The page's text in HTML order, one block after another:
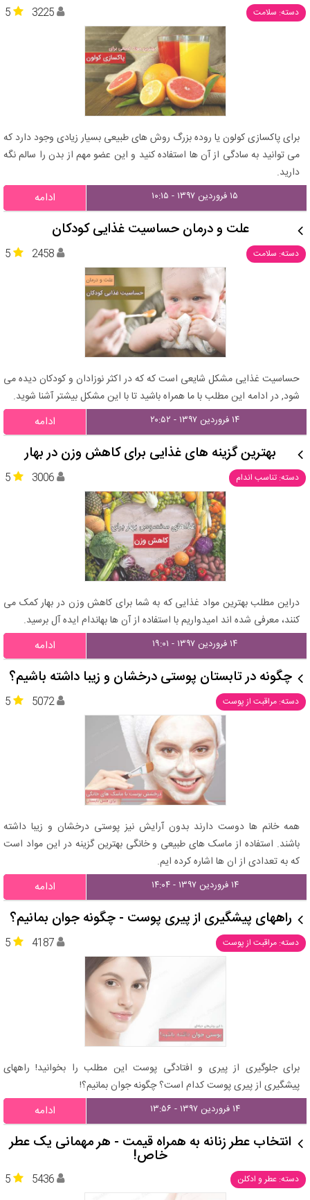
دسته: سلامت 5 3225
برای پاکسازی کولون یا روده بزرگ روش های طبیعی بسیار زیادی وجود دارد که
می توانید به سادگی از آن ها استفاده کنید و این عضو مهم از بدن را سالم نگه
دارید.
۱۵ فروردین ۱۳۹۷ - ۱۰:۱۵ ادامه
علت و درمان حساسیت غذایی کودکان
دسته: سلامت 5 2458
حساسیت غذایی مشکل شایعی است که که در اکثر نوزادان و کودکان دیده می
شود, در ادامه این مطلب با ما همراه باشید تا با این مشکل بیشتر آشنا شوید.
۱۴ فروردین ۱۳۹۷ - ۲۰:۵۲ ادامه
بهترین گزینه های غذایی برای کاهش وزن در بهار
دسته: تناسب اندام 5 3006
دراین مطلب بهترین مواد غذایی که به شما برای کاهش وزن در بهار کمک می
کنند، معرفی شده اند امیدواریم با استفاده از آن ها بهاندام ایده آل برسید.
۱۴ فروردین ۱۳۹۷ - ۱۹:۰۱ ادامه
چگونه در تابستان پوستی درخشان و زیبا داشته باشیم؟
دسته: مراقبت از پوست 5 5072
همه خانم ها دوست دارند بدون آرایش نیز پوستی درخشان و زیبا داشته
باشند. استفاده از ماسک های طبیعی و خانگی بهترین گزینه در این مواد است
که به تعدادی از ان ها اشاره کرده ایم.
۱۴ فروردین ۱۳۹۷ - ۱۴:۰۴ ادامه
راههای پیشگیری از پیری پوست - چگونه جوان بمانیم؟
دسته: مراقبت از پوست 5 4187
برای جلوگیری از پیری و افتادگی پوست این مطلب را بخوانید! راههای
پیشگیری از پیری پوست کدام است؟ چگونه جوان بمانیم؟!
۱۴ فروردین ۱۳۹۷ - ۱۳:۵۶ ادامه
انتخاب عطر زنانه به همراه قیمت - هر مهمانی یک عطر
خاص!
دسته: عطر و ادکلن 5 5436